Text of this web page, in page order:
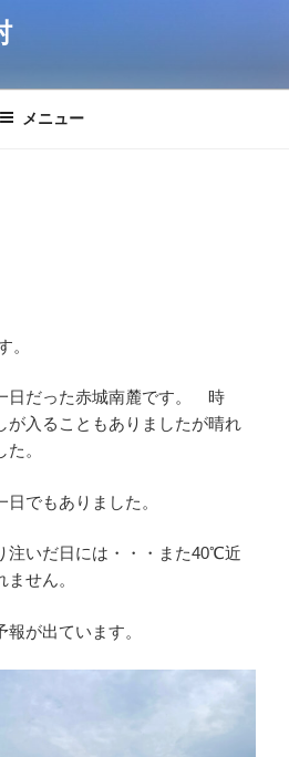
メニュー
。
日だった赤城南麓です。 時
が入ることもありましたが晴れ
。
でもありました。
注いだ日には・・・また40℃近
せん。
が出ています。